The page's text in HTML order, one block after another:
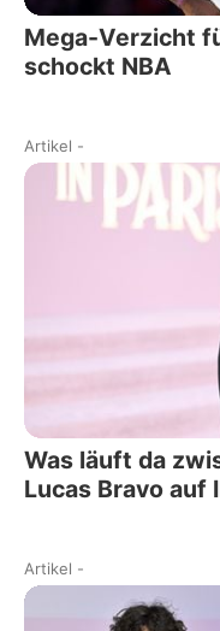
Mega-Verzicht
schockt NBA
Artikel -
Was läuft da
Lucas Bravo auf
Artikel -